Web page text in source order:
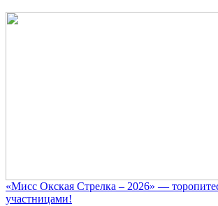
«Мисс Окская Стрелка – 2026» —
участницами!